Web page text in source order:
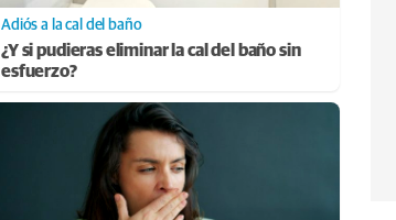
Adiós a la cal del baño
¿Y si pudieras eliminar la cal del baño sin
esfuerzo?